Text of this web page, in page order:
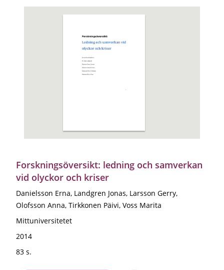
Forskningsöversikt: ledning och samverkan
vid olyckor och kriser
Danielsson Erna, Landgren Jonas, Larsson Gerry,
Olofsson Anna, Tirkkonen Päivi, Voss Marita
Mittuniversitetet
2014
83 s.